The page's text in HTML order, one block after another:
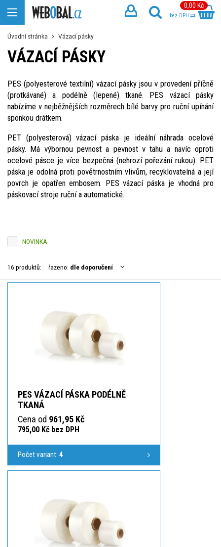
0,00 Kč
bez DPH
Úvodní stránka Vázací pásky
VÁZACÍ PÁSKY
PES (polyesterové textilní) vázací pásky jsou v provedení příčně
(protkávané) a podélně (lepené) tkané. PES vázací pásky
nabízíme v nejběžnějších rozměrech bílé barvy pro ruční upínání
sponkou drátkem.
PET (polyesterová) vázací páska je ideální náhrada ocelové
pásky. Má výbornou pevnost a pevnost v tahu a navíc oproti
ocelové pásce je více bezpečná (nehrozí pořezání rukou). PET
páska je odolná proti povětrnostním vlivům, recyklovatelná a její
povrch je opatřen embosem. PES vázací páska je vhodná pro
páskovací stroje ruční a automatické.
NOVINKA
16 produktů: řazeno: dle doporučení
PES VÁZACÍ PÁSKA PODÉLNĚ
TKANÁ
Cena od 961,95 Kč
795,00 Kč bez DPH
Počet variant: 4